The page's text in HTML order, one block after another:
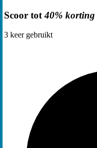
Scoor tot40% korting
3 keer gebruikt